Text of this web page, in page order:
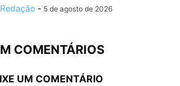
Redação - 5 de agosto de 2026
COMENTÁRIOS
UM COMENTÁRIO